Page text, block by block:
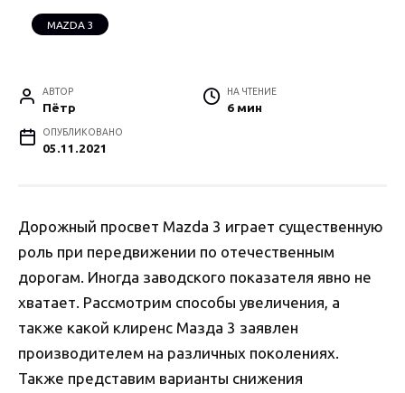
MAZDA 3
АВТОР
Пётр
НА ЧТЕНИЕ
6 мин
ОПУБЛИКОВАНО
05.11.2021
Дорожный просвет Mazda 3 играет существенную
роль при передвижении по отечественным
дорогам. Иногда заводского показателя явно не
хватает. Рассмотрим способы увеличения, а
также какой клиренс Мазда 3 заявлен
производителем на различных поколениях.
Также представим варианты снижения